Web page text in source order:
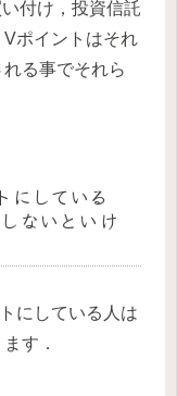
付け，投資信託
ポイントはそれ
る事でそれら
にしている
ないといけ
にしている人は
す．